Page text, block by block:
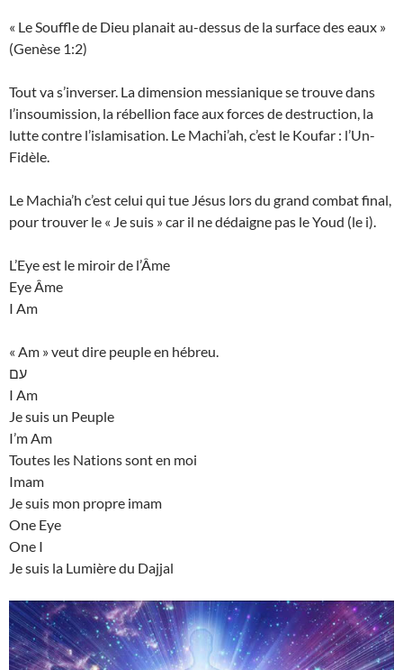
« Le Souffle de Dieu planait au-dessus de la surface des eaux »
(Genèse 1:2)
Tout va s’inverser. La dimension messianique se trouve dans
l’insoumission, la rébellion face aux forces de destruction, la
lutte contre l’islamisation. Le Machi’ah, c’est le Koufar : l’Un-
Fidèle.
Le Machia’h c’est celui qui tue Jésus lors du grand combat final,
pour trouver le « Je suis » car il ne dédaigne pas le Youd (le i).
L’Eye est le miroir de l’Âme
Eye Âme
I Am
« Am » veut dire peuple en hébreu.
עם
I Am
Je suis un Peuple
I’m Am
Toutes les Nations sont en moi
Imam
Je suis mon propre imam
One Eye
One I
Je suis la Lumière du Dajjal